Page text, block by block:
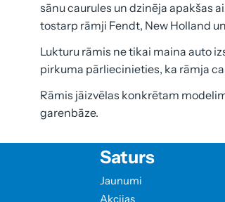
sānu caurules un dzinēja apakšas
tostarp rāmji Fendt, New Holland
Lukturu rāmis ne tikai maina auto
pirkuma pārliecinieties, ka rāmja
Rāmis jāizvēlas konkrētam
garenbāze.
Saturs
Jaunumi
Akcijas